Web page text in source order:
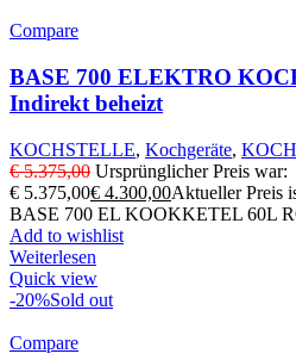
Compare
BASE 700 ELEKTRO
Indirekt beheizt
KOCHSTELLE, Kochgeräte,
€5.375,00 Ursprünglicher Preis war:
€ 5.375,00€ 4.300,00Aktueller Preis
BASE 700 EL KOOKKETEL 60L
Add to wishlist
Weiterlesen
Quick view
-20%Sold out
Compare